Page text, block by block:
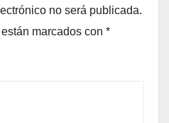
no será publicada.
marcados con *